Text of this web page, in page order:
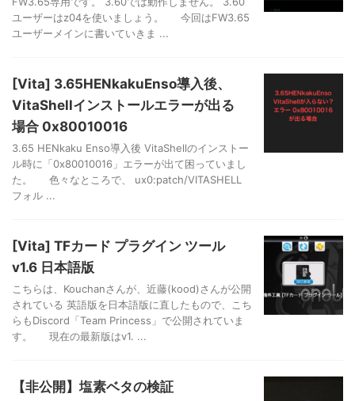
ユーザーはz04を使いましょう。 今回はFW3.65
ユーザーメインに書いていきま ...
[Vita] 3.65HENkakuEnso導入後、
VitaShellインストールエラーが出る
場合 0x80010016
3.65 HENkaku Enso導入後 VitaShellのインストー
ル時に「0x80010016」エラーが出て困っていまし
た。 色々なところで、 ux0:patch/VITASHELL
フォル ...
[Vita] TFカード プラグイン ツール
v1.6 日本語版
こちらは、Kouchanさんが、近藤(kood)さんが公開
されている 英語版を日本語版に直したもので、こち
らもDiscord「Team Princess」で公開されていま
す。 現在の最新版はv1. ...
【非公開】塩素ベタの検証